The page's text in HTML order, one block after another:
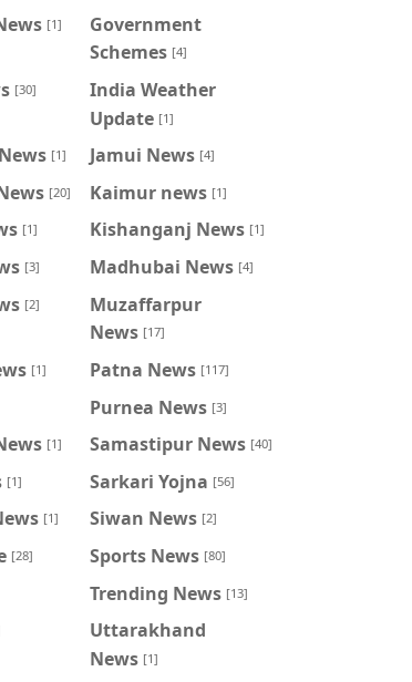
[1]
Government
Schemes [4]
[30]
India Weather
Update [1]
[1] Jamui News [4]
[20] Kaimur news [1]
[1] Kishanganj News [1]
[3] Madhubai News [4]
[2]
Muzaffarpur
News [17]
[1] Patna News [117]
Purnea News [3]
[1] Samastipur News [40]
[1] Sarkari Yojna [56]
[1] Siwan News [2]
[28] Sports News [80]
Trending News [13]
Uttarakhand
News [1]